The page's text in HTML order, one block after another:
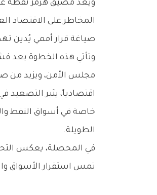
‬صياغة‭ ‬قرار‭ ‬أممي‭ ‬يُدين‭ ‬تهديدات‭ ‬الملاحة‭ ‬ويؤكد‭ ‬على‭ ‬ضرورة‭ ‬إبقاء‭ ‬الممر‭ ‬مفتوحاً‭ ‬أمام‭ ‬التجارة‭ ‬الدولية‭.‬
‬مجلس‭ ‬الأمن،‭ ‬ويزيد‭ ‬من‭ ‬صعوبة‭ ‬تمرير‭ ‬أي‭ ‬تحرك‭ ‬دولي‭ ‬موحد‭ ‬بشأن‭ ‬الأزمة‭ .‬
‬الطويلة‭.‬
‬تمس‭ ‬استقرار‭ ‬الأسواق‭ ‬والطاقة،‭ ‬ما‭ ‬يضع‭ ‬مجلس‭ ‬الأمن‭ ‬أمام‭ ‬اختبار‭ ‬جديد‭ ‬في‭ ‬ظل‭ ‬توازنات‭ ‬دولية‭ ‬معقدة‭.‬